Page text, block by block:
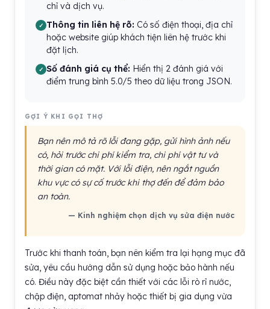
chỉ và dịch vụ.
Thông tin liên hệ rõ: Có số điện thoại, địa chỉ
hoặc website giúp khách tiện liên hệ trước khi
đặt lịch.
Số đánh giá cụ thể: Hiển thị 2 đánh giá với
điểm trung bình 5.0/5 theo dữ liệu trong JSON.
GỢI Ý KHI GỌI THỢ
Bạn nên mô tả rõ lỗi đang gặp, gửi hình ảnh nếu
có, hỏi trước chi phí kiểm tra, chi phí vật tư và
thời gian có mặt. Với lỗi điện, nên ngắt nguồn
khu vực có sự cố trước khi thợ đến để đảm bảo
an toàn.
— Kinh nghiệm chọn dịch vụ sửa điện nước
Trước khi thanh toán, bạn nên kiểm tra lại hạng mục đã
sửa, yêu cầu hướng dẫn sử dụng hoặc bảo hành nếu
có. Điều này đặc biệt cần thiết với các lỗi rò rỉ nước,
chập điện, aptomat nhảy hoặc thiết bị gia dụng vừa